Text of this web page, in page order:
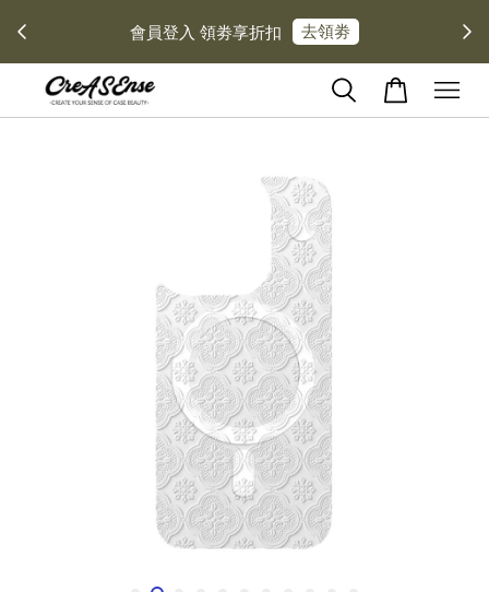
會員登入 領劵享折扣 去領劵